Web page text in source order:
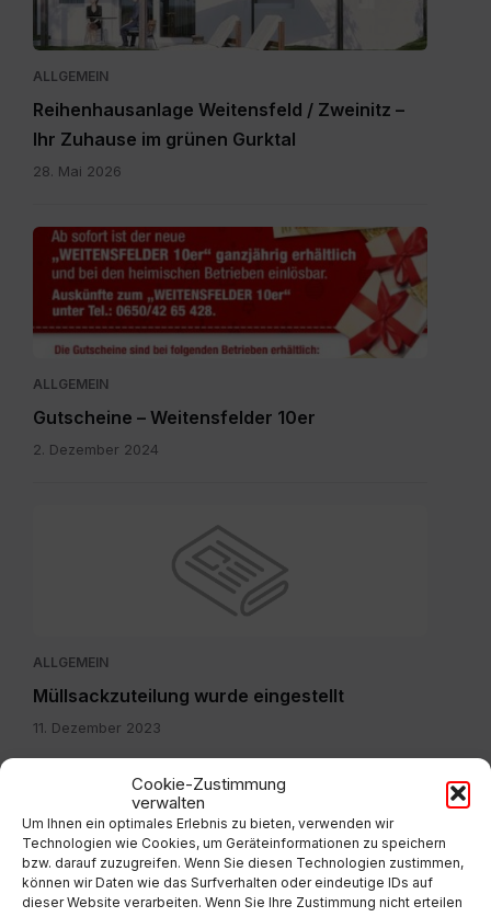
Cookie-Zustimmung
verwalten
Um Ihnen ein optimales Erlebnis zu bieten, verwenden wir
Technologien wie Cookies, um Geräteinformationen zu speichern
bzw. darauf zuzugreifen. Wenn Sie diesen Technologien zustimmen,
können wir Daten wie das Surfverhalten oder eindeutige IDs auf
dieser Website verarbeiten. Wenn Sie Ihre Zustimmung nicht erteilen
ALLGEMEIN
Reihenhausanlage Weitensfeld / Zweinitz –
Ihr Zuhause im grünen Gurktal
28. Mai 2026
Gutscheine.pdf
ALLGEMEIN
Gutscheine – Weitensfelder 10er
2. Dezember 2024
ALLGEMEIN
Müllsackzuteilung wurde eingestellt
11. Dezember 2023
20260804-
WA0003.jpg